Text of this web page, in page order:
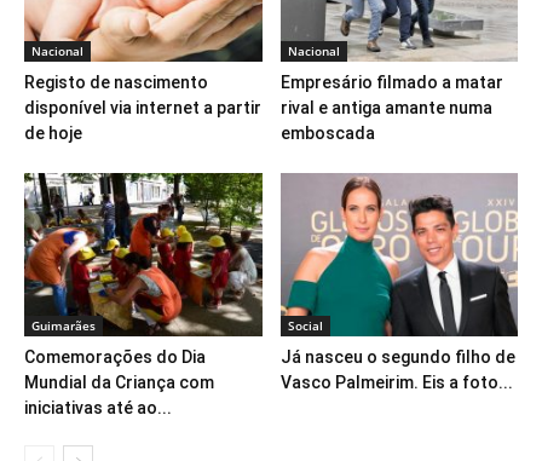
Nacional
Registo de nascimento
disponível via internet a partir
de hoje
Nacional
Empresário filmado a matar
rival e antiga amante numa
emboscada
Guimarães
Comemorações do Dia
Mundial da Criança com
iniciativas até ao...
Social
Já nasceu o segundo filho de
Vasco Palmeirim. Eis a foto...